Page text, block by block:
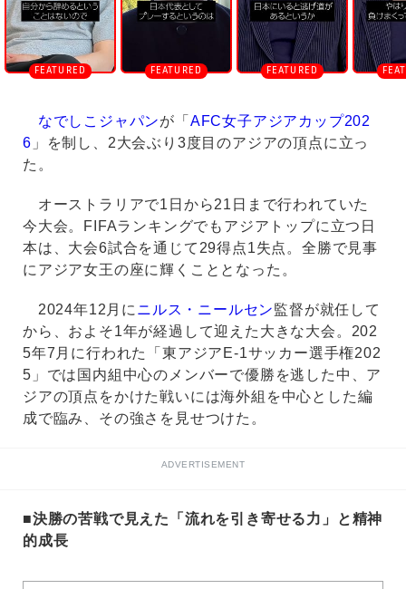
なでしこジャパンが「 AFC女子アジアカップ202
6 」を制し、2大会ぶり3度目のアジアの頂点に立っ
た。
オーストラリアで1日から21日まで行われていた
今大会。FIFAランキングでもアジアトップに立つ日
本は、大会6試合を通じて29得点1失点。全勝で見事
にアジア女王の座に輝くこととなった。
2024年12月にニルス・ニールセン監督が就任して
から、およそ1年が経過して迎えた大きな大会。202
5年7月に行われた「東アジアE-1サッカー選手権202
5」では国内組中心のメンバーで優勝を逃した中、ア
ジアの頂点をかけた戦いには海外組を中心とした編
成で臨み、その強さを見せつけた。
ADVERTISEMENT
■決勝の苦戦で見えた「流れを引き寄せる力」と精神
的成長